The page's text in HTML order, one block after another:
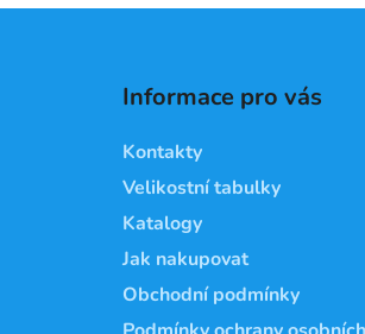
Informace pro vás
Kontakty
Velikostní tabulky
Katalogy
Jak nakupovat
Obchodní podmínky